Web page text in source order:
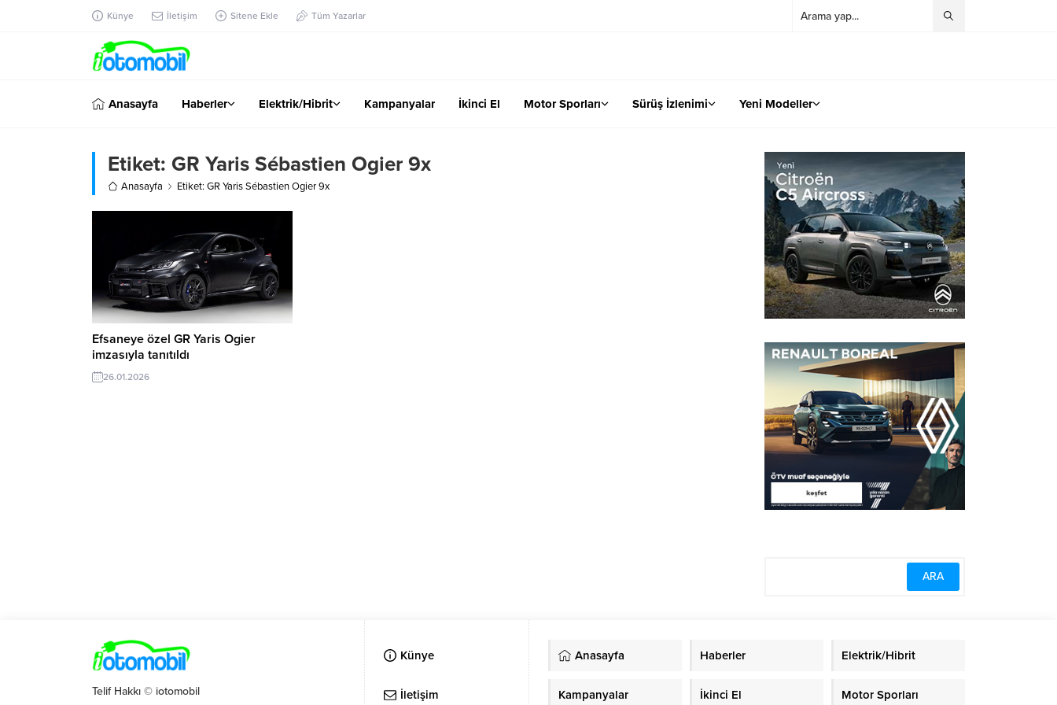
Künye İletişim Sitene Ekle Tüm Yazarlar
Anasayfa Haberler Elektrik/Hibrit Kampanyalar İkinci El Motor Sporları Sürüş İzlenimi Yeni Modeller
Etiket: GR Yaris Sébastien Ogier 9x
Anasayfa Etiket: GR Yaris Sébastien Ogier 9x
Efsaneye özel GR Yaris Ogier
imzasıyla tanıtıldı
26.01.2026
Telif Hakkı © iotomobil
Künye
İletişim
Anasayfa Haberler Elektrik/Hibrit
Kampanyalar İkinci El Motor Sporları